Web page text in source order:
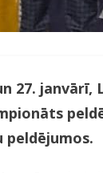
27.
peldējumos.